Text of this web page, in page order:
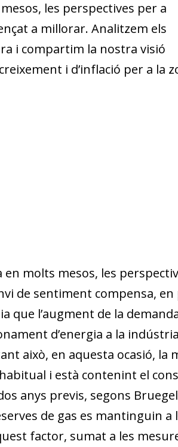
les perspectives per a
a millorar. Analitzem els
i compartim la nostra visió
i d’inflació per a la
molts mesos, les
de sentiment compensa,
que l’augment de la
d’energia a la
això, en aquesta ocasió,
i està contenint el
anys previs, segons
de gas es mantinguin
factor, sumat a les